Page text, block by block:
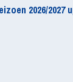
2026/2027